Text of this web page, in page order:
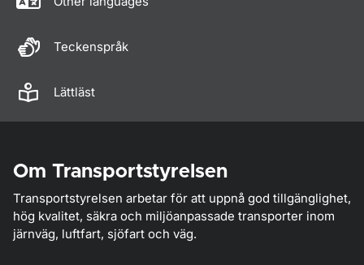
Teckenspråk
Lättläst
Om Transportstyrelsen
Transportstyrelsen arbetar för att uppnå god tillgänglighet,
hög kvalitet, säkra och miljöanpassade transporter inom
järnväg, luftfart, sjöfart och väg.